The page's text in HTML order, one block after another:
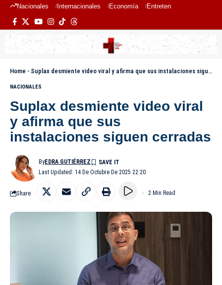
Nacionales Internacionales Economía Entretenimiento
Home - Suplax desmiente video viral y afirma que sus instalaciones siguen cerradas
NACIONALES
Suplax desmiente video viral
y afirma que sus
instalaciones siguen cerradas
Last Updated: 14 De Octubre De 2025 22:20
ByEDRA GUTIÉRREZ
Share 2 Min Read